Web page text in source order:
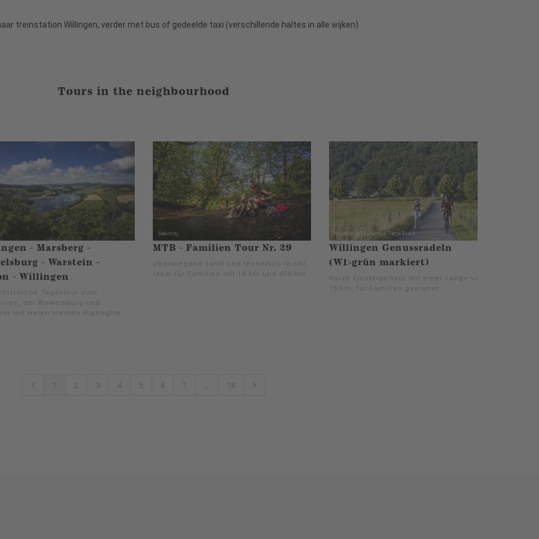
treinstation Willingen, verder met bus of gedeelde taxi (verschillende haltes in alle wijken)
Tours in the neighbourhood
- Marsberg -
- Warstein -
- Willingen
Tagestour zum
der Wewelsburg und
mit vielen kleinen Highlights
MTB - Familien Tour Nr. 29
Überwiegend sanft und technisch leicht,
ideal für Familien mit 18 km und 400 hm
Willingen Genussradeln
(W1>grün markiert)
Kurze Einsteigertour mit einer Länge von
15 km, für Familien geeignet.
1 2 3 4 5 6 7 ... 18